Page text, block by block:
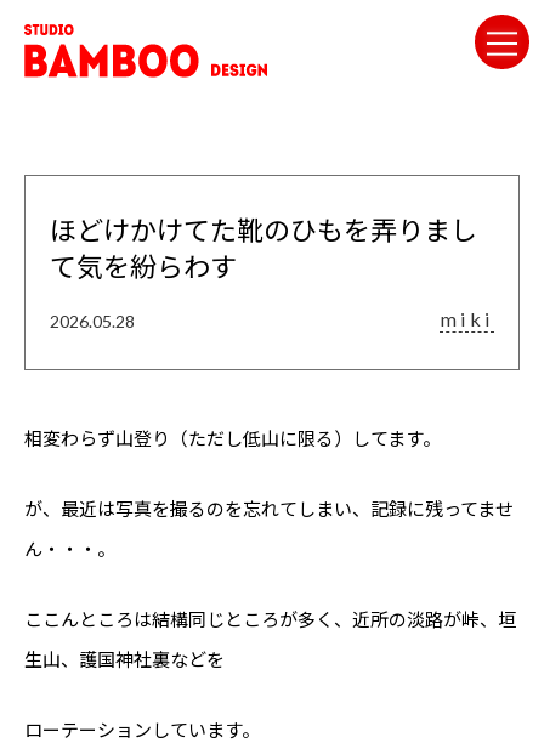
ほどけかけてた靴のひもを弄りまし
て気を紛らわす
2026.05.28 miki
相変わらず山登り（ただし低山に限る）してます。
が、最近は写真を撮るのを忘れてしまい、記録に残ってませ
ん・・・。
ここんところは結構同じところが多く、近所の淡路が峠、垣
生山、護国神社裏などを
ローテーションしています。